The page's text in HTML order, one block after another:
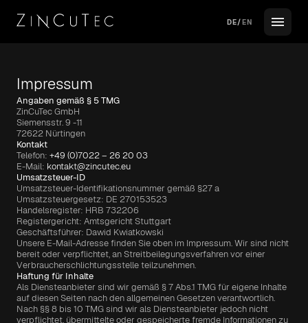
DE/EN
Oberflächen
Projekte
Unternehmen
Leistungen
Team
Nachhaltigkeit
Kooperation
Impressum
Angaben gemäß § 5 TMG
ZinCuTec GmbH
Siemensstr. 9 -11
72622 Nürtingen
Kontakt
Telefon: +49 (0)7022 – 26 20 03
E-Mail: kontakt@zincutec.eu
Umsatzsteuer-ID
Umsatzsteuer-Identifikationsnummer gemäß §27 a
Umsatzsteuergesetz: DE 270153523
Handelsregister: HRB 732206
Registergericht: Amtsgericht Stuttgart
Geschäftsführer: Dawid Kwiatkowski
Unsere E-Mail-Adresse finden Sie oben im Impressum. Wir sind nicht
bereit oder verpflichtet, an Streitbeilegungsverfahren vor einer
Verbraucherschlichtungsstelle teilzunehmen.
Haftung für Inhalte
Als Diensteanbieter sind wir gemäß § 7 Abs.1 TMG für eigene Inhalte
auf diesen Seiten nach den allgemeinen Gesetzen verantwortlich.
Nach §§ 8 bis 10 TMG sind wir als Diensteanbieter jedoch nicht
verpflichtet, übermittelte oder gespeicherte fremde Informationen zu